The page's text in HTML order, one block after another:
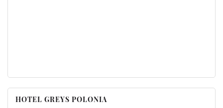
HOTEL GREYS POLONIA